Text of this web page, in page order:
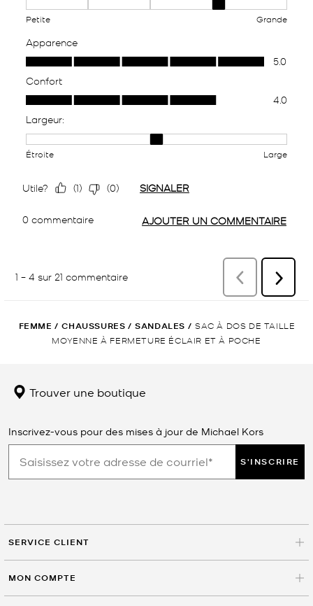
FEMME / CHAUSSURES / SANDALES / SAC À DOS DE TAILLE
MOYENNE À FERMETURE ÉCLAIR ET À POCHE
Trouver une boutique
Inscrivez-vous pour des mises à jour de Michael Kors
S'INSCRIRE
SERVICE CLIENT
MON COMPTE